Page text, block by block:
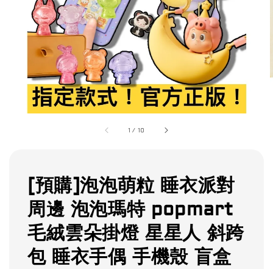
1 / 10
[預購]泡泡萌粒 睡衣派對
周邊 泡泡瑪特 popmart
毛絨雲朵掛燈 星星人 斜跨
包 睡衣手偶 手機殼 盲盒